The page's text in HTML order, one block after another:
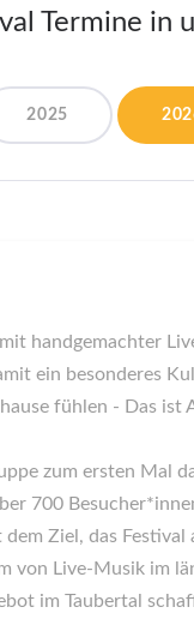
Termine in
2025
handgemachter
ein besonderes
fühlen - Das ist
zum ersten Mal
700
Ziel, das
von Live-Musik im
im Taubertal